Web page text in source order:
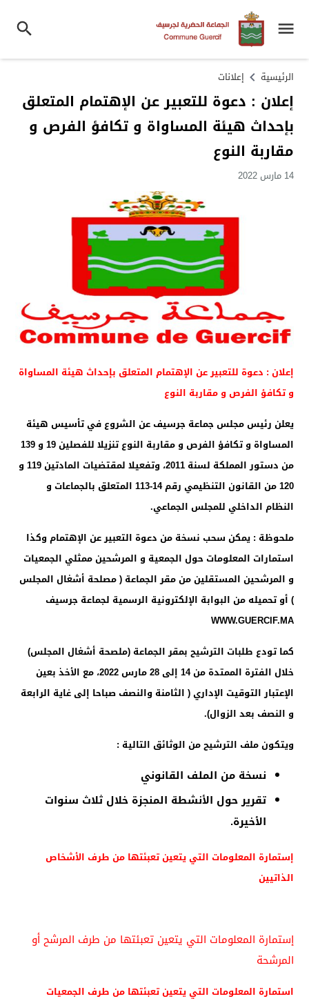
الرئيسية إعلانات
إعلان : دعوة للتعبير عن الإهتمام المتعلق
بإحداث هيئة المساواة و تكافؤ الفرص و
مقاربة النوع
14 مارس 2022
إعلان : دعوة للتعبير عن الإهتمام المتعلق بإحداث هيئة المساواة
و تكافؤ الفرص و مقاربة النوع
يعلن رئيس مجلس جماعة جرسيف عن الشروع في تأسيس هيئة
المساواة و تكافؤ الفرص و مقاربة النوع تنزيلا للفصلين 19 و 139
من دستور المملكة لسنة 2011، وتفعيلا لمقتضيات المادتين 119 و
120 من القانون التنظيمي رقم 14-113 المتعلق بالجماعات و
النظام الداخلي للمجلس الجماعي.
ملحوظة : يمكن سحب نسخة من دعوة التعبير عن الإهتمام وكذا
استمارات المعلومات حول الجمعية و المرشحين ممثلي الجمعيات
و المرشحين المستقلين من مقر الجماعة ( مصلحة أشغال المجلس
) أو تحميله من البوابة الإلكترونية الرسمية لجماعة جرسيف
WWW.GUERCIF.MA
كما تودع طلبات الترشيح بمقر الجماعة (ملصحة أشغال المجلس)
خلال الفترة الممتدة من 14 إلى 28 مارس 2022، مع الأخذ بعين
الإعتبار التوقيت الإداري ( الثامنة والنصف صباحا إلى غاية الرابعة
و النصف بعد الزوال).
ويتكون ملف الترشيح من الوثائق التالية :
نسخة من الملف القانوني
تقرير حول الأنشطة المنجزة خلال ثلاث سنوات
الأخيرة.
إستمارة المعلومات التي يتعين تعبئتها من طرف الأشخاص
الذاتيين
إستمارة المعلومات التي يتعين تعبئتها من طرف المرشح أو
المرشحة
استمارة المعلومات التي يتعين تعبئتها من طرف الجمعيات